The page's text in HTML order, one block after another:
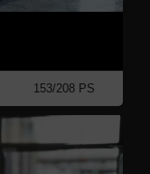
153/208 PS